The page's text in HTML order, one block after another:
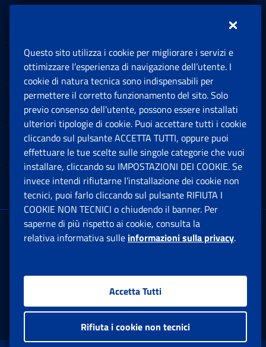
Sedi e Contatti
Software
Note Legali
App mobile
Sede Legale : Via Ciro il Grande, 21
00144 Roma
Facebook: Apre una nuova finestra
Twitter: Apre una nuova finestra
Whatsapp: Apre una nuova
Youtube: Apre una
Instagram:
Questo sito utilizza i cookie per migliorare i servizi e
ottimizzare l’esperienza di navigazione dell’utente. I
cookie di natura tecnica sono indispensabili per
permettere il corretto funzionamento del sito. Solo
previo consenso dell’utente, possono essere installati
ulteriori tipologie di cookie. Puoi accettare tutti i cookie
cliccando sul pulsante ACCETTA TUTTI, oppure puoi
effettuare le tue scelte sulle singole categorie che vuoi
installare, cliccando su IMPOSTAZIONI DEI COOKIE. Se
invece intendi rifiutarne l’installazione dei cookie non
tecnici, puoi farlo cliccando sul pulsante RIFIUTA I
COOKIE NON TECNICI o chiudendo il banner. Per
saperne di più rispetto ai cookie, consulta la
relativa informativa sulle informazioni sulla privacy.
Accetta Tutti
Rifiuta i cookie non tecnici